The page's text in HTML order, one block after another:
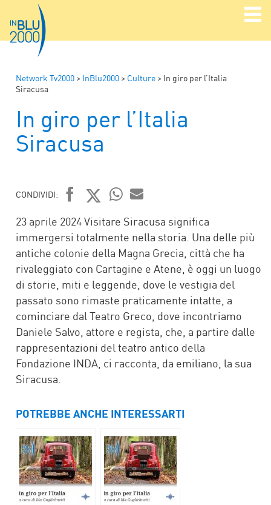
Network Tv2000 > InBlu2000 > Culture > In giro per l’Italia
Siracusa
In giro per l’Italia
Siracusa
CONDIVIDI:
FACEBOOK
TWITTER
WHATSAPP
MAIL
23 aprile 2024 Visitare Siracusa significa
immergersi totalmente nella storia. Una delle più
antiche colonie della Magna Grecia, città che ha
rivaleggiato con Cartagine e Atene, è oggi un luogo
di storie, miti e leggende, dove le vestigia del
passato sono rimaste praticamente intatte, a
cominciare dal Teatro Greco, dove incontriamo
Daniele Salvo, attore e regista, che, a partire dalle
rappresentazioni del teatro antico della
Fondazione INDA, ci racconta, da emiliano, la sua
Siracusa.
POTREBBE ANCHE INTERESSARTI